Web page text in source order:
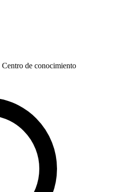
Centro de conocimiento